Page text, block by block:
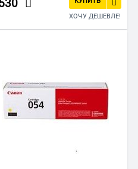
ХОЧУ ДЕШЕВЛЕ!